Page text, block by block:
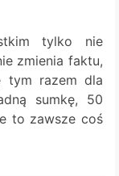
tylko nie
zmienia faktu,
tym razem dla
sumkę, 50
to zawsze coś